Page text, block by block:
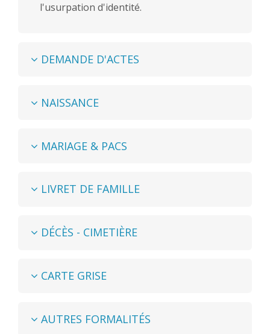
l'usurpation d'identité.
DEMANDE D'ACTES
NAISSANCE
MARIAGE & PACS
LIVRET DE FAMILLE
DÉCÈS - CIMETIÈRE
CARTE GRISE
AUTRES FORMALITÉS